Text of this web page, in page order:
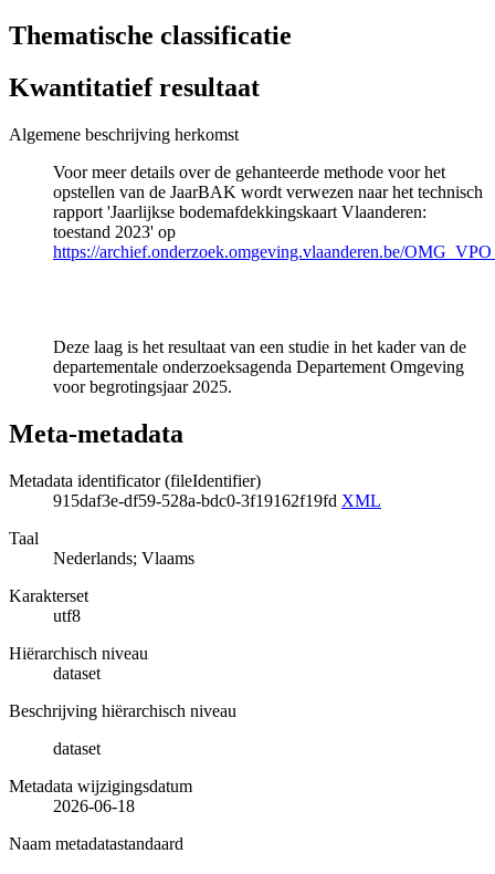
Thematische classificatie
Kwantitatief resultaat
Algemene beschrijving herkomst
Voor meer details over de gehanteerde methode voor het
opstellen van de JaarBAK wordt verwezen naar het technisch
rapport 'Jaarlijkse bodemafdekkingskaart Vlaanderen:
toestand 2023' op
https://archief.onderzoek.omgeving.vlaanderen.be/
Deze laag is het resultaat van een studie in het kader van de
departementale onderzoeksagenda Departement Omgeving
voor begrotingsjaar 2025.
Meta-metadata
Metadata identificator (fileIdentifier)
915daf3e-df59-528a-bdc0-3f19162f19fd XML
Taal
Nederlands; Vlaams
Karakterset
utf8
Hiërarchisch niveau
dataset
Beschrijving hiërarchisch niveau
dataset
Metadata wijzigingsdatum
2026-06-18
Naam metadatastandaard